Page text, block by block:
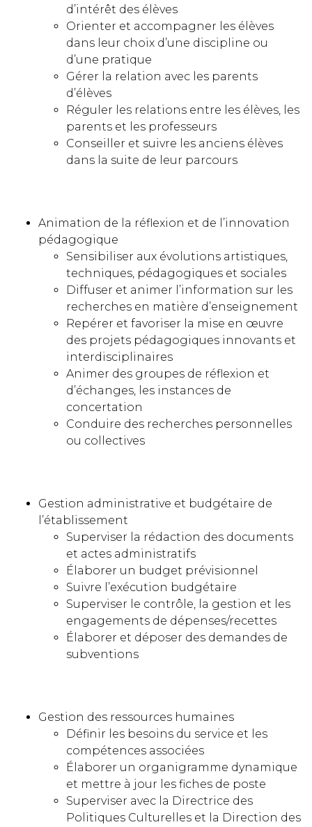
d’intérêt des élèves
Orienter et accompagner les élèves
dans leur choix d’une discipline ou
d’une pratique
Gérer la relation avec les parents
d’élèves
Réguler les relations entre les élèves, les
parents et les professeurs
Conseiller et suivre les anciens élèves
dans la suite de leur parcours
Animation de la réflexion et de l’innovation
pédagogique
Sensibiliser aux évolutions artistiques,
techniques, pédagogiques et sociales
Diffuser et animer l’information sur les
recherches en matière d’enseignement
Repérer et favoriser la mise en œuvre
des projets pédagogiques innovants et
interdisciplinaires
Animer des groupes de réflexion et
d’échanges, les instances de
concertation
Conduire des recherches personnelles
ou collectives
Gestion administrative et budgétaire de
l’établissement
Superviser la rédaction des documents
et actes administratifs
Élaborer un budget prévisionnel
Suivre l’exécution budgétaire
Superviser le contrôle, la gestion et les
engagements de dépenses/recettes
Élaborer et déposer des demandes de
subventions
Gestion des ressources humaines
Définir les besoins du service et les
compétences associées
Élaborer un organigramme dynamique
et mettre à jour les fiches de poste
Superviser avec la Directrice des
Politiques Culturelles et la Direction des